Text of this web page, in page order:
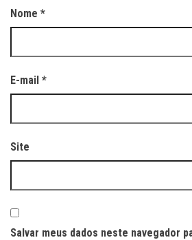
Nome *
E-mail *
Site
Salvar meus dados neste navegador